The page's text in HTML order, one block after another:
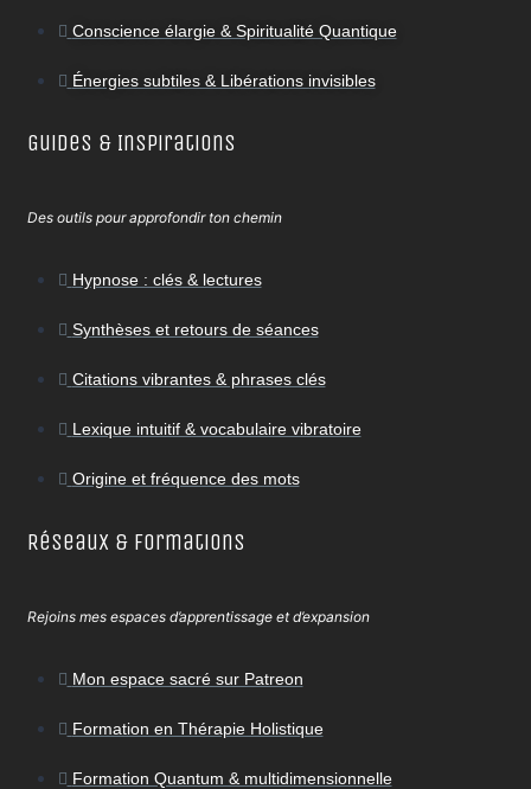
Conscience élargie & Spiritualité Quantique
Énergies subtiles & Libérations invisibles
Guides & Inspirations
Des outils pour approfondir ton chemin
Hypnose : clés & lectures
Synthèses et retours de séances
Citations vibrantes & phrases clés
Lexique intuitif & vocabulaire vibratoire
Origine et fréquence des mots
Réseaux & Formations
Rejoins mes espaces d’apprentissage et d’expansion
Mon espace sacré sur Patreon
Formation en Thérapie Holistique
Formation Quantum & multidimensionnelle